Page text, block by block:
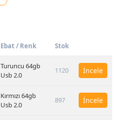
Ebat / Renk Stok
Turuncu 64gb
Usb 2.0
1120 İncele
Kırmızı 64gb
Usb 2.0
897 İncele